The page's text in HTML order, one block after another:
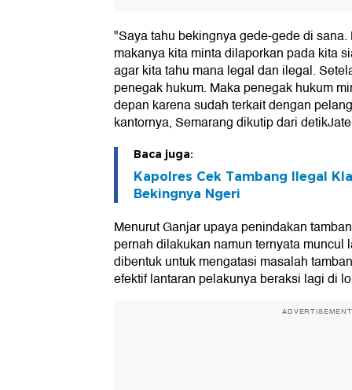
"Saya tahu bekingnya gede-gede di
makanya kita minta dilaporkan pada kita
agar kita tahu mana legal dan ilegal.
penegak hukum. Maka penegak hukum
depan karena sudah terkait dengan
kantornya, Semarang dikutip dari
Baca juga:
Kapolres Cek Tambang Ilegal
Bekingnya Ngeri
Menurut Ganjar upaya penindakan
pernah dilakukan namun ternyata muncul
dibentuk untuk mengatasi masalah
efektif lantaran pelakunya beraksi lagi di
ADVERTISEMENT